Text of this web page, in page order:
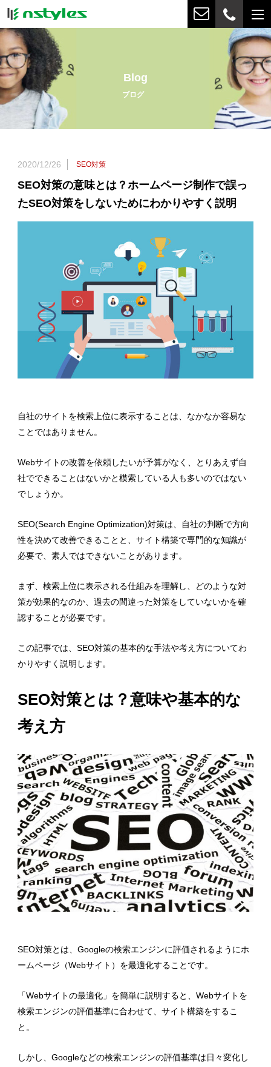
Blog
ブログ
2020/12/26 SEO対策
SEO対策の意味とは？ホームページ制作で誤っ
たSEO対策をしないためにわかりやすく説明
自社のサイトを検索上位に表示することは、なかなか容易な
ことではありません。
Webサイトの改善を依頼したいが予算がなく、とりあえず自
社でできることはないかと模索している人も多いのではない
でしょうか。
SEO(Search Engine Optimization)対策は、自社の判断で方向
性を決めて改善できることと、サイト構築で専門的な知識が
必要で、素人ではできないことがあります。
まず、検索上位に表示される仕組みを理解し、どのような対
策が効果的なのか、過去の間違った対策をしていないかを確
認することが必要です。
この記事では、SEO対策の基本的な手法や考え方についてわ
かりやすく説明します。
SEO対策とは？意味や基本的な
考え方
SEO対策とは、Googleの検索エンジンに評価されるようにホ
ームページ（Webサイト）を最適化することです。
「Webサイトの最適化」を簡単に説明すると、Webサイトを
検索エンジンの評価基準に合わせて、サイト構築をするこ
と。
しかし、Googleなどの検索エンジンの評価基準は日々変化し